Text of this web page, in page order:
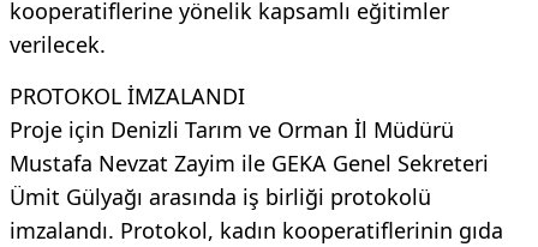
kooperatiflerine yönelik kapsamlı eğitimler
verilecek.
PROTOKOL İMZALANDI
Proje için Denizli Tarım ve Orman İl Müdürü
Mustafa Nevzat Zayim ile GEKA Genel Sekreteri
Ümit Gülyağı arasında iş birliği protokolü
imzalandı. Protokol, kadın kooperatiflerinin gıda